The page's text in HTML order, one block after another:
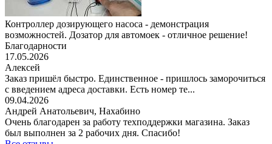
Контроллер дозирующего насоса - демонстрация
возможностей. Дозатор для автомоек - отличное решение!
Благодарности
17.05.2026
Алексей
Заказ пришёл быстро. Единственное - пришлось заморочиться
с введением адреса доставки. Есть номер те...
09.04.2026
Андрей Анатольевич, Нахабино
Очень благодарен за работу техподдержки магазина. Заказ
был выполнен за 2 рабочих дня. Спасибо!